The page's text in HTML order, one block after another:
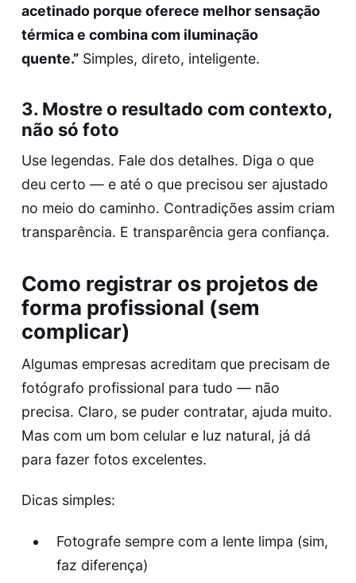
acetinado porque oferece melhor sensação
térmica e combina com iluminação
quente.”Simples, direto, inteligente.
3. Mostre o resultado com contexto,
não só foto
Use legendas. Fale dos detalhes. Diga o que
deu certo — e até o que precisou ser ajustado
no meio do caminho. Contradições assim criam
transparência. E transparência gera confiança.
Como registrar os projetos de
forma profissional (sem
complicar)
Algumas empresas acreditam que precisam de
fotógrafo profissional para tudo — não
precisa. Claro, se puder contratar, ajuda muito.
Mas com um bom celular e luz natural, já dá
para fazer fotos excelentes.
Dicas simples:
Fotografe sempre com a lente limpa (sim,
faz diferença)